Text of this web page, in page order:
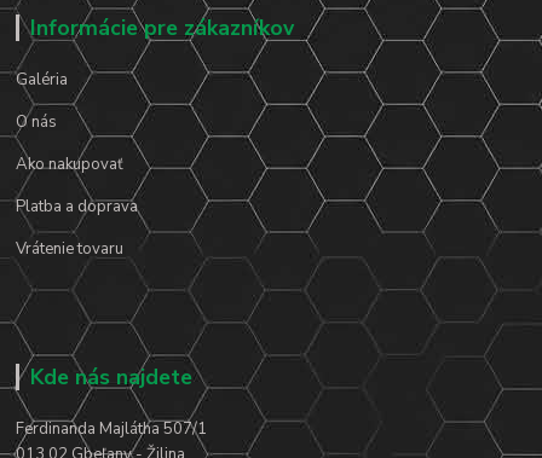
Informácie pre zákazníkov
Galéria
O nás
Ako nakupovať
Platba a doprava
Vrátenie tovaru
Kde nás najdete
Ferdinanda Majlátha 507/1